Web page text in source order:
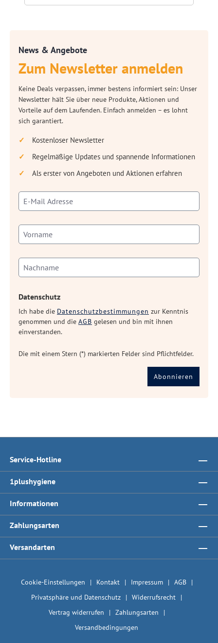
News & Angebote
Zum Newsletter anmelden
Keine Deals verpassen, immer bestens informiert sein: Unser
Newsletter hält Sie über neue Produkte, Aktionen und
Vorteile auf dem Laufenden. Einfach anmelden – es lohnt
sich garantiert.
Kostenloser Newsletter
Regelmäßige Updates und spannende Informationen
Als erster von Angeboten und Aktionen erfahren
Datenschutz
Ich habe die Datenschutzbestimmungen zur Kenntnis
genommen und die AGB gelesen und bin mit ihnen
einverstanden.
Die mit einem Stern (*) markierten Felder sind Pflichtfelder.
Abonnieren
Service-Hotline
1plushygiene
Informationen
Zahlungsarten
Versandarten
Cookie-Einstellungen Kontakt Impressum
AGB
Privatsphäre und Datenschutz
Widerrufsrecht
Vertrag widerrufen
Zahlungsarten
Versandbedingungen